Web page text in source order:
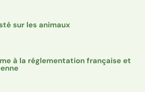
sur les animaux
à la réglementation française et